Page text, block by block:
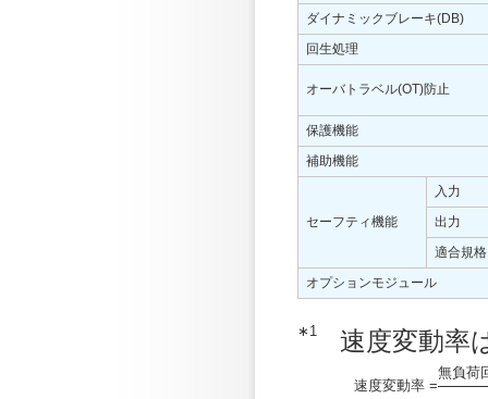
ダイナミックブレーキ(DB)
回生処理
オーバトラベル(OT)防止
保護機能
補助機能
セーフティ機能
入力
出力
適合規格
オプションモジュール
∗1 速度変動率
速度変動率 =
無負荷